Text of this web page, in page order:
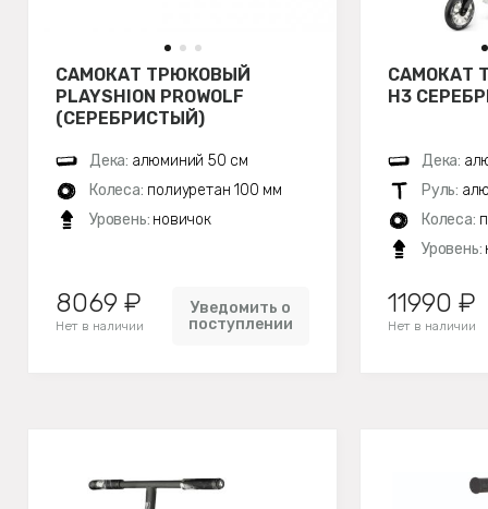
САМОКАТ ТРЮКОВЫЙ
PLAYSHION PROWOLF
(СЕРЕБРИСТЫЙ)
Дека: алюминий 50 см
Колеса: полиуретан 100 мм
Уровень: новичок
8069 ₽
Нет в наличии
Уведомить о
поступлении
САМОКАТ
H3
Дека:
Руль:
Колеса:
Уровень:
11990 ₽
Нет в наличии